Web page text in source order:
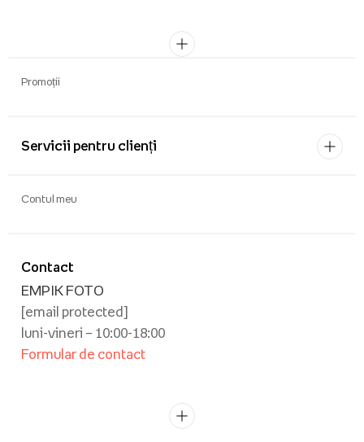
Promoții
Servicii pentru clienți
Contact
EMPIK FOTO
[email protected]
luni-vineri – 10:00-18:00
Formular de contact
Contul meu